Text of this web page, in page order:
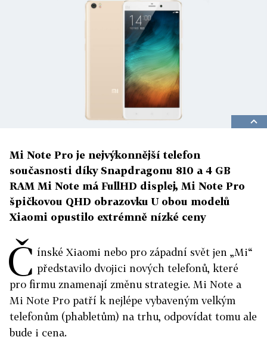
Mi Note Pro je nejvýkonnější telefon
současnosti díky Snapdragonu 810 a 4 GB
RAM Mi Note má FullHD displej, Mi Note Pro
špičkovou QHD obrazovku U obou modelů
Xiaomi opustilo extrémně nízké ceny
Č ínské Xiaomi nebo pro západní svět jen „Mi“
představilo dvojici nových telefonů, které
pro firmu znamenají změnu strategie. Mi Note a
Mi Note Pro patří k nejlépe vybaveným velkým
telefonům (phabletům) na trhu, odpovídat tomu ale
bude i cena.